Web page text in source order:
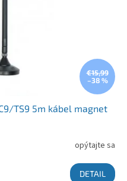
€15,99
–38 %
TS9 5m kábel magnet
opýtajte sa
DETAIL